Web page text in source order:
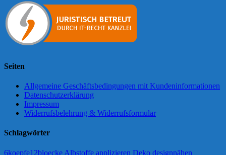
Seiten
Allgemeine Geschäftsbedingungen mit Kundeninformationen
Datenschutzerklärung
Impressum
Widerrufsbelehrung & Widerrufsformular
Schlagwörter
6koepfe12bloecke Albstoffe applizieren Deko designnähen